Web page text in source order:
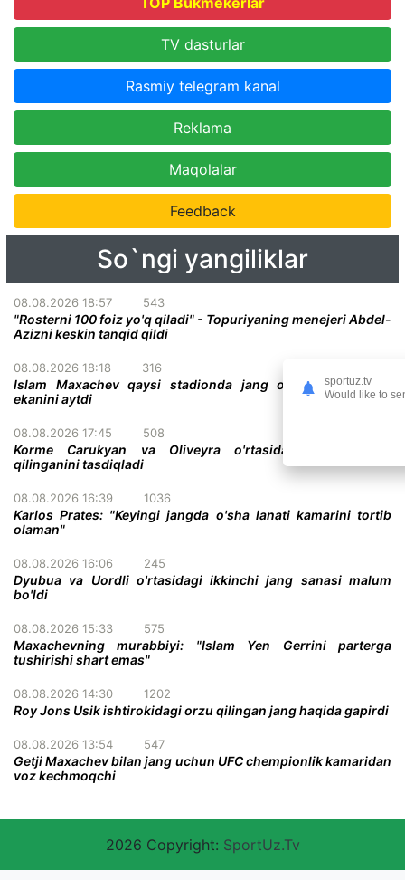
TV dasturlar
Rasmiy telegram kanal
Reklama
Maqolalar
Feedback
So`ngi yangiliklar
08.08.2026 18:57 543
"Rosterni 100 foiz yo'q qiladi" - Topuriyaning menejeri Abdel-
Azizni keskin tanqid qildi
08.08.2026 18:18 316
Islam Maxachev qaysi stadionda jang o'tkazish istagida
ekanini aytdi
08.08.2026 17:45 508
Korme Carukyan va Oliveyra o'rtasidagi jang bekor
qilinganini tasdiqladi
08.08.2026 16:39 1036
Karlos Prates: "Keyingi jangda o'sha lanati kamarini tortib
olaman"
08.08.2026 16:06 245
Dyubua va Uordli o'rtasidagi ikkinchi jang sanasi malum
bo'ldi
08.08.2026 15:33 575
Maxachevning murabbiyi: "Islam Yen Gerrini parterga
tushirishi shart emas"
08.08.2026 14:30 1202
Roy Jons Usik ishtirokidagi orzu qilingan jang haqida gapirdi
08.08.2026 13:54 547
Getji Maxachev bilan jang uchun UFC chempionlik kamaridan
voz kechmoqchi
2026 Copyright: SportUz.Tv
sportuz.tv
Would like to